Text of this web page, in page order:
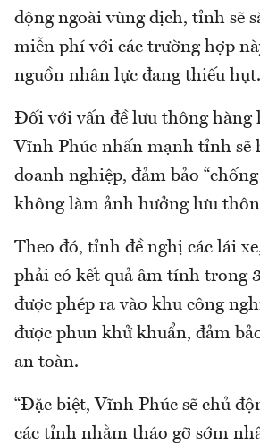
động ngoài vùng dịch, tỉnh sẽ
miễn phí với các trường hợp
nguồn nhân lực đang thiếu hụt.
Đối với vấn đề lưu thông hàng
Vĩnh Phúc nhấn mạnh tỉnh sẽ
doanh nghiệp, đảm bảo
không làm ảnh hưởng lưu
Theo đó, tỉnh đề nghị các lái
phải có kết quả âm tính trong
được phép ra vào khu công
được phun khử khuẩn, đảm
an toàn.
“Đặc biệt, Vĩnh Phúc sẽ chủ
các tỉnh nhằm tháo gỡ sớm